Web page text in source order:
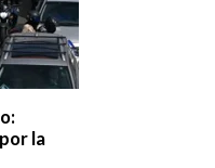
la